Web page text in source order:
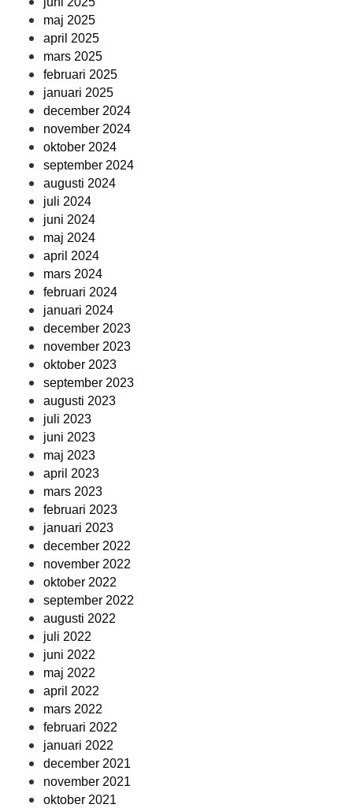
maj 2025
april 2025
mars 2025
februari 2025
januari 2025
december 2024
november 2024
oktober 2024
september 2024
augusti 2024
juli 2024
juni 2024
maj 2024
april 2024
mars 2024
februari 2024
januari 2024
december 2023
november 2023
oktober 2023
september 2023
augusti 2023
juli 2023
juni 2023
maj 2023
april 2023
mars 2023
februari 2023
januari 2023
december 2022
november 2022
oktober 2022
september 2022
augusti 2022
juli 2022
juni 2022
maj 2022
april 2022
mars 2022
februari 2022
januari 2022
december 2021
november 2021
oktober 2021